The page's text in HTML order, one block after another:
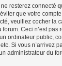
resterez connecté
que votre
veuillez cocher la
forum. Ceci n’est pas
ordinateur public,
Si vous n’arrivez
administrateur du